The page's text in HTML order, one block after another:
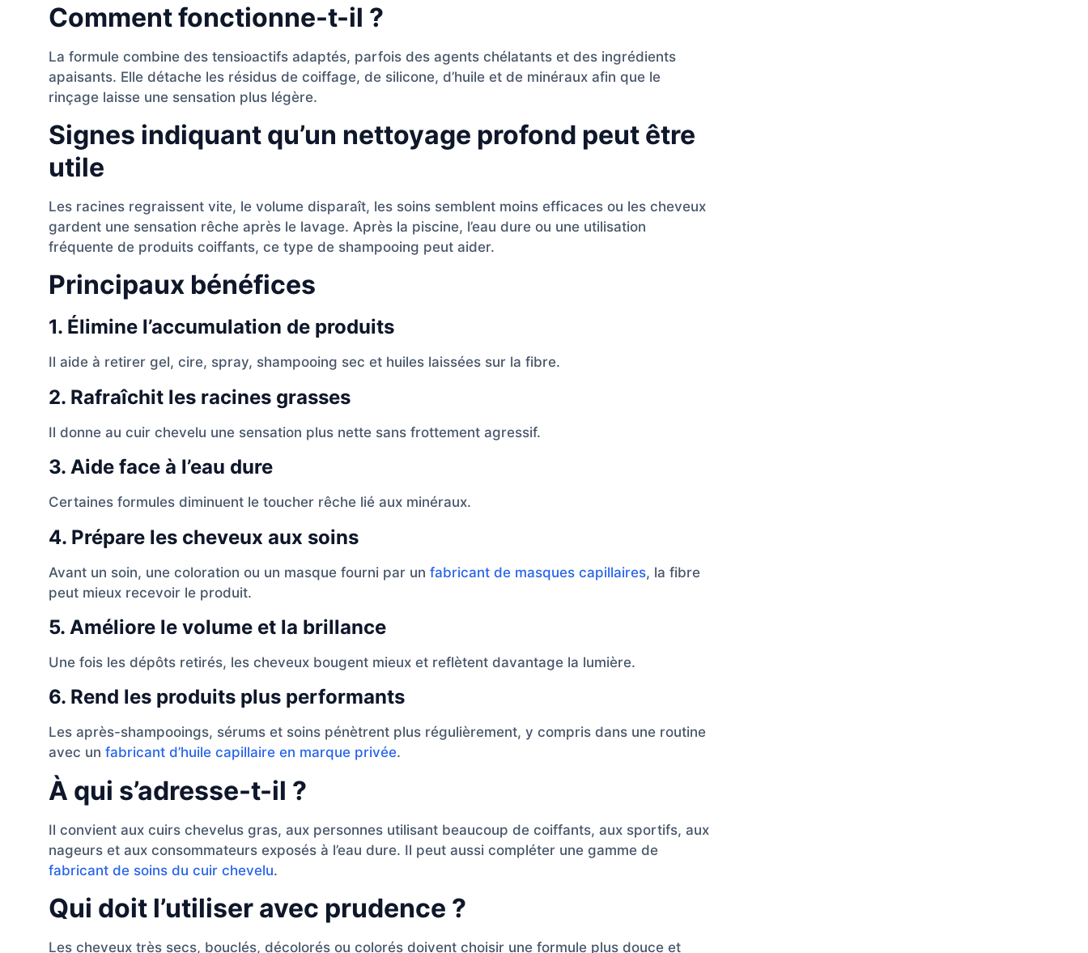
Comment fonctionne-t-il ?
La formule combine des tensioactifs adaptés, parfois des agents chélatants et des ingrédients
apaisants. Elle détache les résidus de coiffage, de silicone, d’huile et de minéraux afin que le
rinçage laisse une sensation plus légère.
Signes indiquant qu’un nettoyage profond peut être
utile
Les racines regraissent vite, le volume disparaît, les soins semblent moins efficaces ou les cheveux
gardent une sensation rêche après le lavage. Après la piscine, l’eau dure ou une utilisation
fréquente de produits coiffants, ce type de shampooing peut aider.
Principaux bénéfices
1. Élimine l’accumulation de produits
Il aide à retirer gel, cire, spray, shampooing sec et huiles laissées sur la fibre.
2. Rafraîchit les racines grasses
Il donne au cuir chevelu une sensation plus nette sans frottement agressif.
3. Aide face à l’eau dure
Certaines formules diminuent le toucher rêche lié aux minéraux.
4. Prépare les cheveux aux soins
Avant un soin, une coloration ou un masque fourni par un fabricant de masques capillaires, la fibre
peut mieux recevoir le produit.
5. Améliore le volume et la brillance
Une fois les dépôts retirés, les cheveux bougent mieux et reflètent davantage la lumière.
6. Rend les produits plus performants
Les après-shampooings, sérums et soins pénètrent plus régulièrement, y compris dans une routine
avec un fabricant d’huile capillaire en marque privée.
À qui s’adresse-t-il ?
Il convient aux cuirs chevelus gras, aux personnes utilisant beaucoup de coiffants, aux sportifs, aux
nageurs et aux consommateurs exposés à l’eau dure. Il peut aussi compléter une gamme de
fabricant de soins du cuir chevelu.
Qui doit l’utiliser avec prudence ?
Les cheveux très secs, bouclés, décolorés ou colorés doivent choisir une formule plus douce et